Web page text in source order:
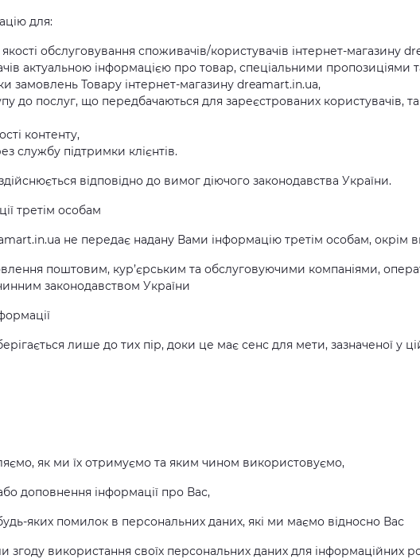
для:
обслуговування споживачів/користувачів інтернет-магазину
актуальною інформацією про товар, спеціальними пропозиціями
замовлень Товару інтернет-магазину dreamart.in.ua,
до послуг, що передбачаються для зареєстрованих користувачів,
контенту,
службу підтримки клієнтів.
відповідно до вимог діючого законодавства України.
третім особам
не передає надану Вами інформацію третім особам, окрім
поштовим, кур’єрським та обслуговуючими компаніями,
законодавством України
лише до тих пір, доки це має сенс для мети, зазначеної у
як ми їх отримуємо та яким чином використовуємо,
доповнення інформації про Вас,
яких помилок в персональних даних, які ми маємо відносно Вас
згоду використання своїх персональних даних для інформаційних